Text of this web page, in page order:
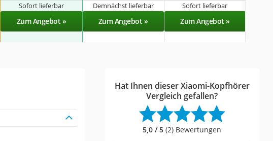
Sofort lieferbar Demnächst lieferbar Sofort lieferbar
Zum Angebot » Zum Angebot » Zum Angebot »
Hat Ihnen dieser Xiaomi-Kopfhörer
Vergleich gefallen?
5,0 / 5 (2) Bewertungen